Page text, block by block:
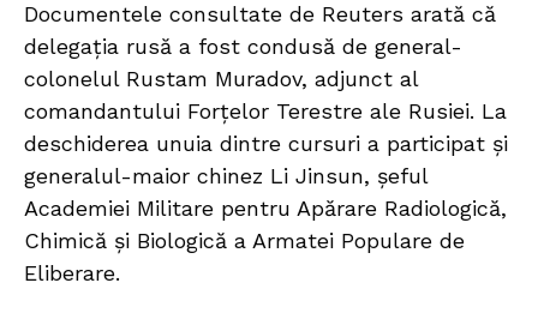
Documentele consultate de Reuters arată că
delegația rusă a fost condusă de general-
colonelul Rustam Muradov, adjunct al
comandantului Forțelor Terestre ale Rusiei. La
deschiderea unuia dintre cursuri a participat și
generalul-maior chinez Li Jinsun, șeful
Academiei Militare pentru Apărare Radiologică,
Chimică și Biologică a Armatei Populare de
Eliberare.